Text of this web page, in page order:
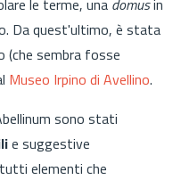
le terme, una domusin
Da quest'ultimo, è stata
(che sembra fosse
Museo Irpino di Avellino.
sono stati
e suggestive
elementi che